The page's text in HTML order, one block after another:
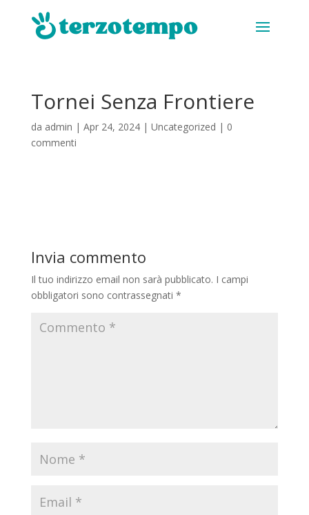
Tornei Senza Frontiere
da admin | Apr 24, 2024| Uncategorized | 0
commenti
Invia commento
Il tuo indirizzo email non sarà pubblicato. I campi
obbligatori sono contrassegnati *